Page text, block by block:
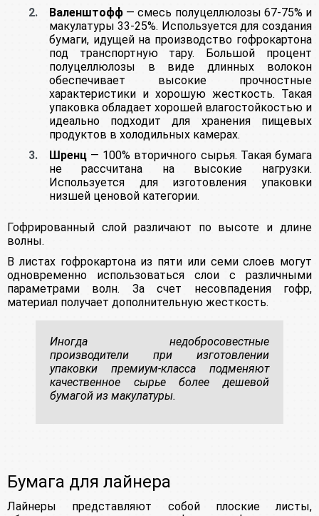
Валенштофф— смесь полуцеллюлозы 67-75% и
макулатуры 33-25%. Используется для создания
бумаги, идущей на производство гофрокартона
под транспортную тару. Большой процент
полуцеллюлозы в виде длинных волокон
обеспечивает высокие прочностные
характеристики и хорошую жесткость. Такая
упаковка обладает хорошей влагостойкостью и
идеально подходит для хранения пищевых
продуктов в холодильных камерах.
Шренц— 100% вторичного сырья. Такая бумага
не рассчитана на высокие нагрузки.
Используется для изготовления упаковки
низшей ценовой категории.
Гофрированный слой различают по высоте и длине
волны.
В листах гофрокартона из пяти или семи слоев могут
одновременно использоваться слои с различными
параметрами волн. За счет несовпадения гофр,
материал получает дополнительную жесткость.
Иногда недобросовестные
производители при изготовлении
упаковки премиум-класса подменяют
качественное сырье более дешевой
бумагой из макулатуры.
Бумага для лайнера
Лайнеры представляют собой плоские листы,